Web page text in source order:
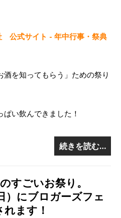
公式サイト - 年中行事・祭典
を知ってもらう」ための祭り
い飲んできました！
続きを読む…
すごいお祭り。
）にブロガーズフェ
ます！